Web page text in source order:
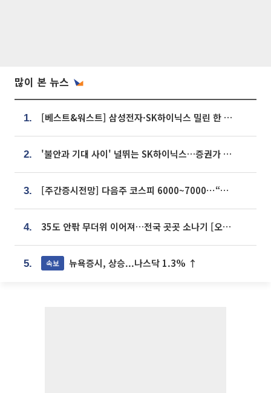
많이 본 뉴스
1. [베스트&워스트] 삼성전자·SK하이닉스 밀린 한 주…상상인증권은 85% 급등
2. '불안과 기대 사이' 널뛰는 SK하이닉스…증권가 "HBM4·LTA 기반 펀터멘털 견고"
3. [주간증시전망] 다음주 코스피 6000~7000⋯“外人 수급은 정책이 변수”
4. 35도 안팎 무더위 이어져…전국 곳곳 소나기 [오늘 날씨]
5. 속보 뉴욕증시, 상승...나스닥 1.3% ↑